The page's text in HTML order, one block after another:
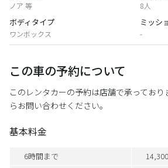
ノア 等 8人
ボディタイプ
ワンボックス
ミッシ
-
この車の予約について
このレンタカーの予約は店舗で承ってお
らお問い合わせください。
基本料金
6時間まで